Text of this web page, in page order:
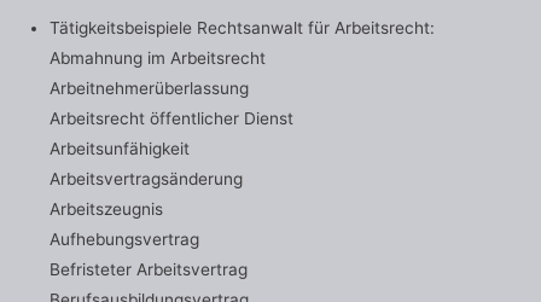
Tätigkeitsbeispiele Rechtsanwalt für Arbeitsrecht:
Abmahnung im Arbeitsrecht
Arbeitnehmerüberlassung
Arbeitsrecht öffentlicher Dienst
Arbeitsunfähigkeit
Arbeitsvertragsänderung
Arbeitszeugnis
Aufhebungsvertrag
Befristeter Arbeitsvertrag